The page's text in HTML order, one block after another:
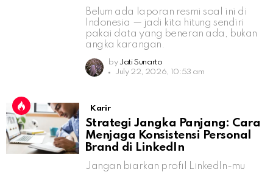
Belum ada laporan resmi soal ini di
Indonesia — jadi kita hitung sendiri
pakai data yang beneran ada, bukan
angka karangan.
by Jati Sunarto
July 22, 2026, 10:53 am
Karir
Strategi Jangka Panjang: Cara
Menjaga Konsistensi Personal
Brand di LinkedIn
Jangan biarkan profil LinkedIn-mu